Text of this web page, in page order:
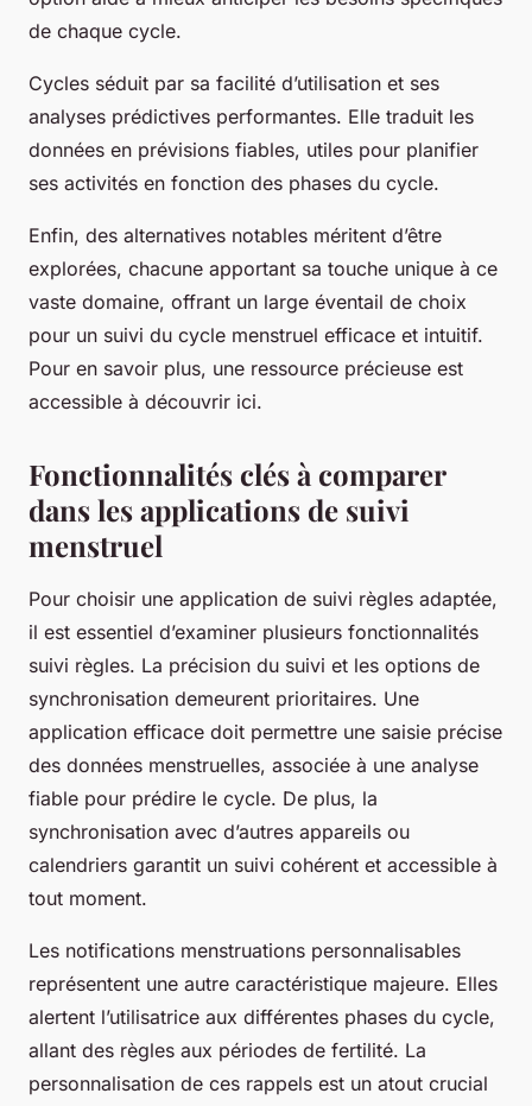
de chaque cycle.
Cycles séduit par sa facilité d’utilisation et ses
analyses prédictives performantes. Elle traduit les
données en prévisions fiables, utiles pour planifier
ses activités en fonction des phases du cycle.
Enfin, des alternatives notables méritent d’être
explorées, chacune apportant sa touche unique à ce
vaste domaine, offrant un large éventail de choix
pour un suivi du cycle menstruel efficace et intuitif.
Pour en savoir plus, une ressource précieuse est
accessible à découvrir ici.
Fonctionnalités clés à comparer
dans les applications de suivi
menstruel
Pour choisir une application de suivi règles adaptée,
il est essentiel d’examiner plusieurs fonctionnalités
suivi règles. La précision du suivi et les options de
synchronisation demeurent prioritaires. Une
application efficace doit permettre une saisie précise
des données menstruelles, associée à une analyse
fiable pour prédire le cycle. De plus, la
synchronisation avec d’autres appareils ou
calendriers garantit un suivi cohérent et accessible à
tout moment.
Les notifications menstruations personnalisables
représentent une autre caractéristique majeure. Elles
alertent l’utilisatrice aux différentes phases du cycle,
allant des règles aux périodes de fertilité. La
personnalisation de ces rappels est un atout crucial